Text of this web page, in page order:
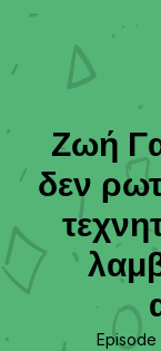
Ζωή
δεν
Episode